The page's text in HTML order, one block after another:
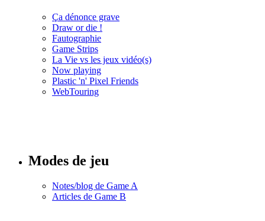
Ça dénonce grave
Draw or die !
Fautographie
Game Strips
La Vie vs les jeux vidéo(s)
Now playing
Plastic 'n' Pixel Friends
WebTouring
Modes de jeu
Notes/blog de Game A
Articles de Game B